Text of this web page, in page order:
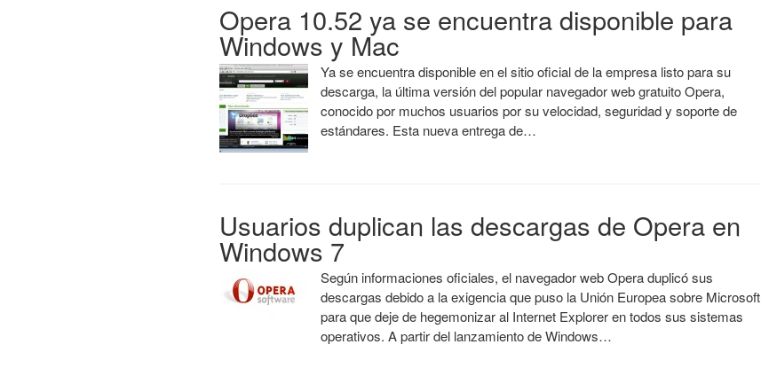
Opera 10.52 ya se encuentra disponible para
Windows y Mac
Ya se encuentra disponible en el sitio oficial de la empresa listo para su
descarga, la última versión del popular navegador web gratuito Opera,
conocido por muchos usuarios por su velocidad, seguridad y soporte de
estándares. Esta nueva entrega de…
Usuarios duplican las descargas de Opera en
Windows 7
Según informaciones oficiales, el navegador web Opera duplicó sus
descargas debido a la exigencia que puso la Unión Europea sobre Microsoft
para que deje de hegemonizar al Internet Explorer en todos sus sistemas
operativos. A partir del lanzamiento de Windows…